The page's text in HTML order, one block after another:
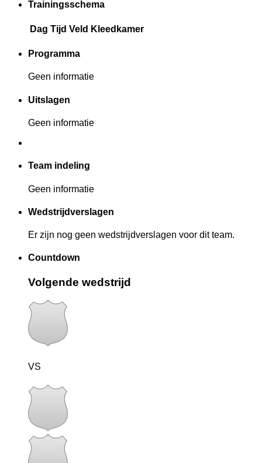
Trainingsschema
Dag Tijd Veld Kleedkamer
Programma
Geen informatie
Uitslagen
Geen informatie
Team indeling
Geen informatie
Wedstrijdverslagen
Er zijn nog geen wedstrijdverslagen voor dit team.
Countdown
Volgende wedstrijd
VS